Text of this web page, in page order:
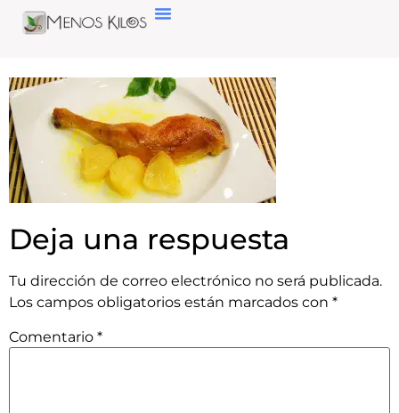
Deja una respuesta
Tu dirección de correo electrónico no será publicada.
Los campos obligatorios están marcados con *
Comentario *